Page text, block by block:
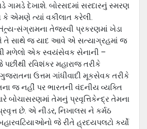
ગામડે દેખાશે. બોરસદમાં સરદારનું સ્મરણ
કે એમણે ત્યાં વકીલાત કરેલી.
સંગ્રામના તેજસ્વી પ્રકરણમાં ખેડા
તે સાથે જ યાદ આવે એ સત્યાગ્રહમાં જ
મળેલો એક સ્વયંસેવક સેનાની –
પછીથી રવિશંકર મહારાજ તરીકે
ઉત્તમ ગાંધીવાદી મૂકસેવક તરીકે
જ નહીં પર ભારતની વંદનીય વ્યક્તિ
બોચાસરણમાં તેમનું પ્રવૃત્તિકેન્દ્ર તેમના
છે. એ નીડર, નિખાલસ ને કર્મઠ
જે રીતે હ્રદયપલટો કર્યો